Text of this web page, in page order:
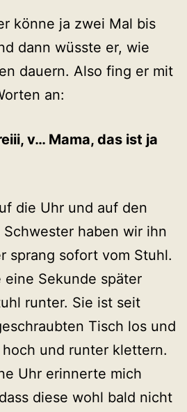
könne ja zwei Mal bis
dann wüsste er, wie
dauern. Also fing er mit
an:
v… Mama, das ist ja
die Uhr und auf den
haben wir ihn
sprang sofort vom Stuhl.
Sekunde später
runter. Sie ist seit
Tisch los und
und runter klettern.
Uhr erinnerte mich
diese wohl bald nicht